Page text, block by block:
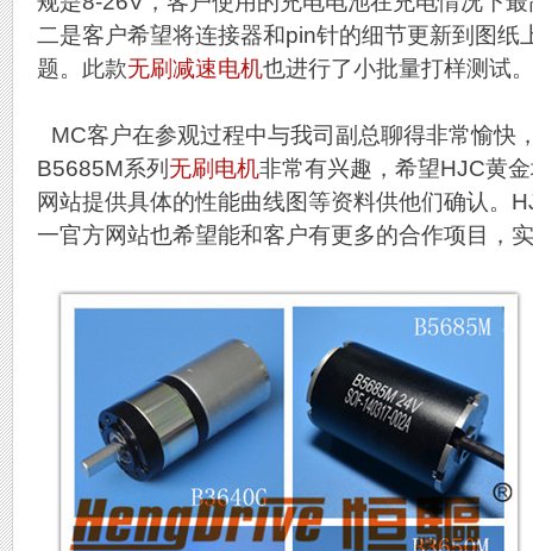
二是客户希望将连接器和pin针的细节更新到图纸
题。此款无刷减速电机也进行了小批量打样测试。
MC客户在参观过程中与我司副总聊得非常愉快
B5685M系列 无刷电机非常有兴趣，希望HJC黄
网站提供具体的性能曲线图等资料供他们确认。
一官方网站也希望能和客户有更多的合作项目，